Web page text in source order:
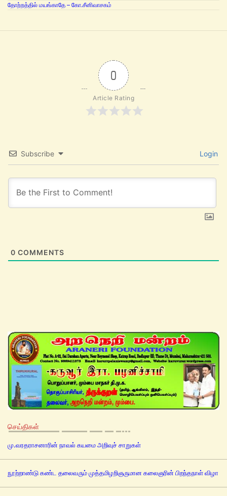
தோற்றத்தில் மயங்காதே – கோ.சீனிவாசகம்
0
Article Rating
Subscribe Login
0 COMMENTS
செய்திகள்
மு.வரதராசனாரின் நாவல் கயமை அறிவுச் சாறுகள்
நூற்றாண்டு கண்ட தலைவரும் முத்தமிழறிஞருமான கலைஞரின் பிறந்தநாள் விழா